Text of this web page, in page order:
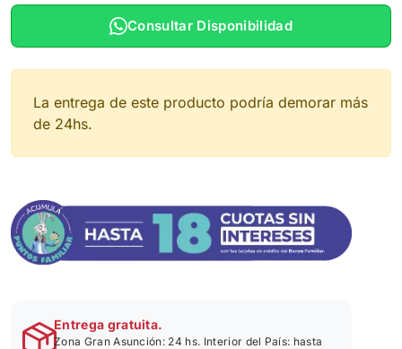
Consultar Disponibilidad
La entrega de este producto podría demorar más
de 24hs.
Entrega gratuita.
Zona Gran Asunción: 24 hs. Interior del País: hasta